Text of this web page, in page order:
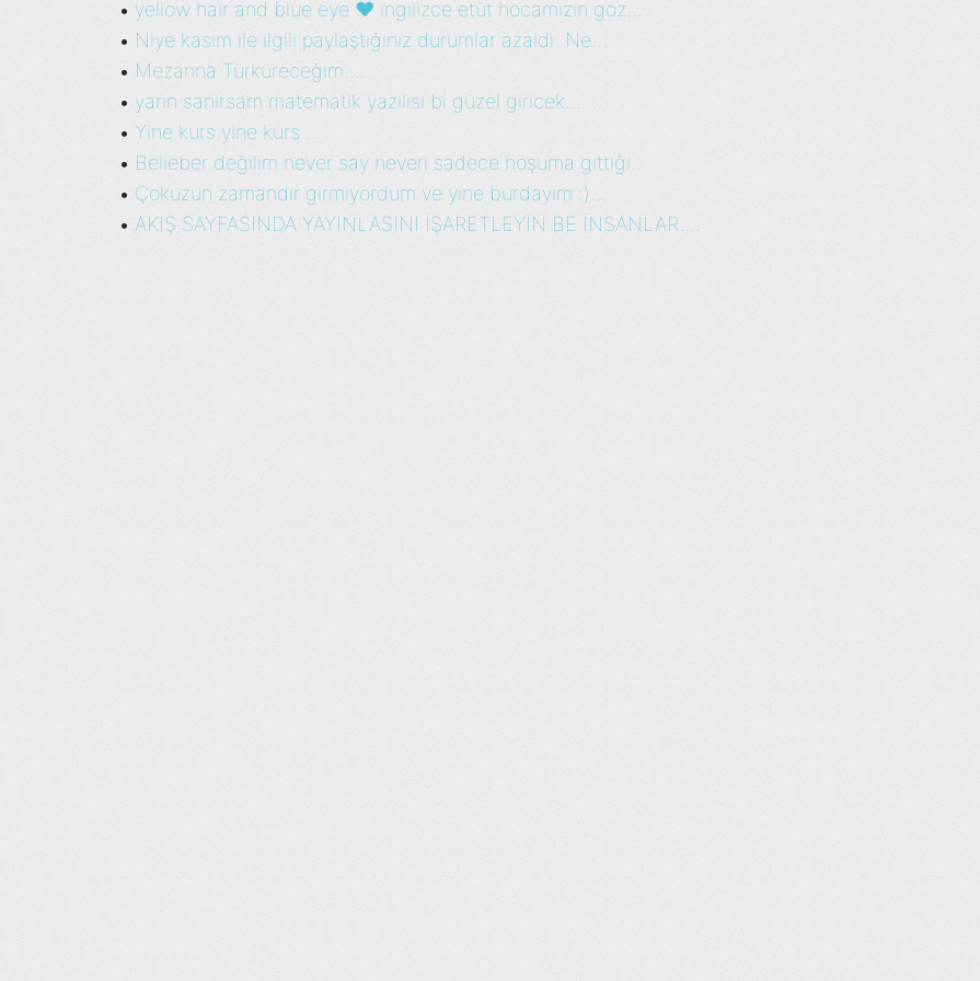
• yellow hair and blue eye ♥ ingilizce etüt hocamızın göz...
• Niye kasım ile ilgili paylaştığınız durumlar azaldı. Ne...
• Mezarına Türküreceğim....
• yarın sanırsam matematik yazılısı bi güzel giricek......
• Yine kurs yine kurs ....
• Belieber değilim never say neveri sadece hoşuma gittiği...
• Çokuzun zamandır girmiyordum ve yine burdayım :)...
• AKIŞ SAYFASINDA YAYINLASINI İŞARETLEYİN BE İNSANLAR....